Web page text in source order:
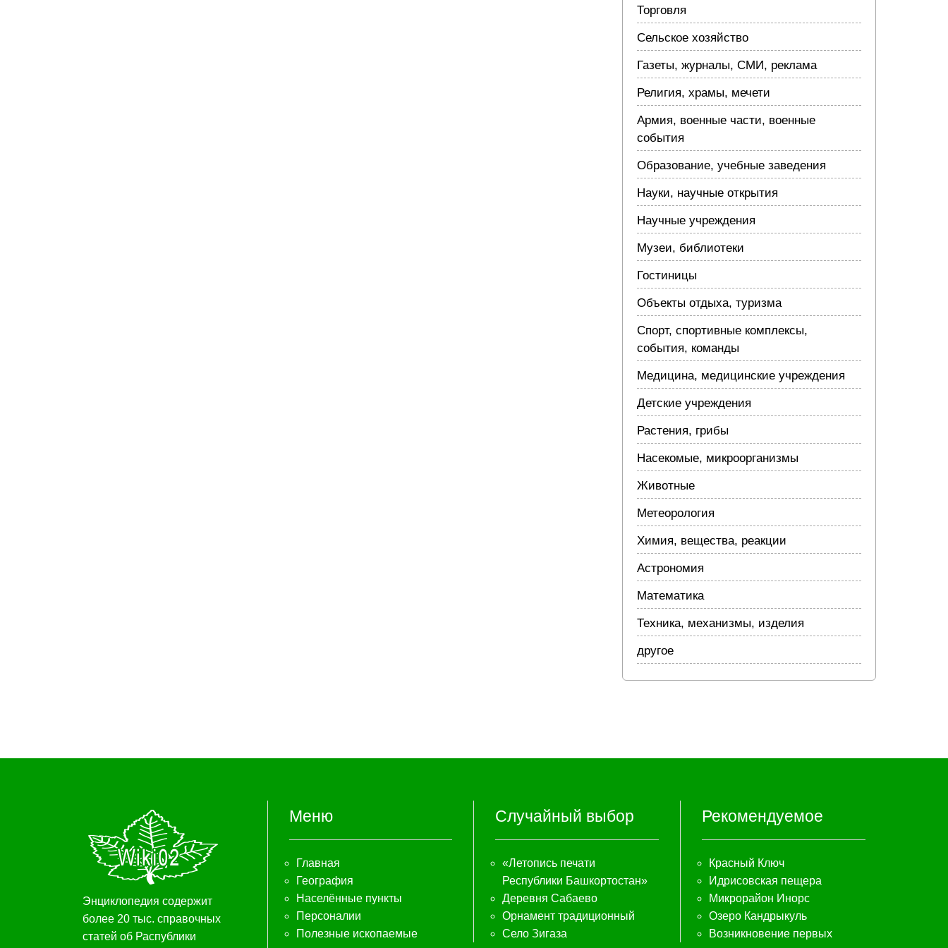
Торговля
Сельское хозяйство
Газеты, журналы, СМИ, реклама
Религия, храмы, мечети
Армия, военные части, военные
события
Образование, учебные заведения
Науки, научные открытия
Научные учреждения
Музеи, библиотеки
Гостиницы
Объекты отдыха, туризма
Спорт, спортивные комплексы,
события, команды
Медицина, медицинские учреждения
Детские учреждения
Растения, грибы
Насекомые, микроорганизмы
Животные
Метеорология
Химия, вещества, реакции
Астрономия
Математика
Техника, механизмы, изделия
другое
Энциклопедия содержит
более 20 тыс. справочных
статей об Распублики
Меню
Главная
География
Населённые пункты
Персоналии
Полезные ископаемые
Случайный выбор
«Летопись печати
Республики Башкортостан»
Деревня Сабаево
Орнамент традиционный
Село Зигаза
Рекомендуемое
Красный Ключ
Идрисовская пещера
Микрорайон Инорс
Озеро Кандрыкуль
Возникновение первых